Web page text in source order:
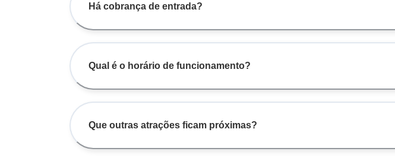
Há cobrança de entrada?
Qual é o horário de funcionamento?
Que outras atrações ficam próximas?